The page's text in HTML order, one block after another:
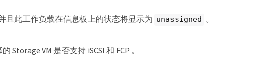
且此工作负载在信息板上的状态将显示为 unassigned 。
VM 是否支持 iSCSI 和 FCP 。